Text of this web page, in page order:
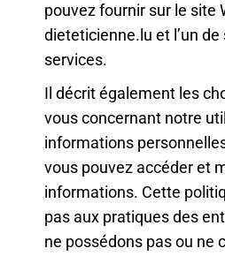
pouvez fournir sur le site
dieteticienne.lu et l’un
services.
Il décrit également les
vous concernant notre
informations
vous pouvez accéder et
informations. Cette
pas aux pratiques des
ne possédons pas ou ne